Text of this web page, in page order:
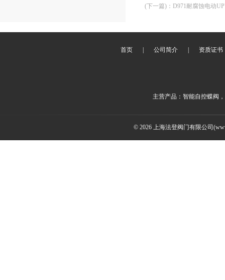
(下一篇) ： D971耐腐蚀电动
首页 公司简介 资质证书
主营产品：智能自控蝶阀
© 2026 上海法登阀门有限公司